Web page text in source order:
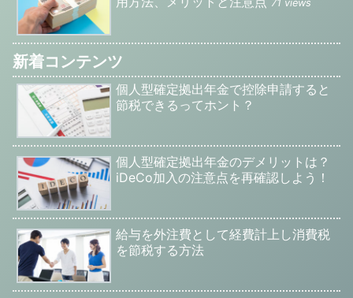
71 views
新着コンテンツ
個人型確定拠出年金で控除申請すると
節税できるってホント？
個人型確定拠出年金のデメリットは？
iDeCo加入の注意点を再確認しよう！
給与を外注費として経費計上し消費税
を節税する方法